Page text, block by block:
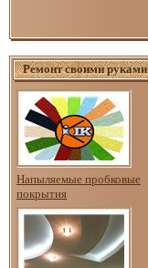
Ремонт своими руками
Напыляемые пробковые
покрытия